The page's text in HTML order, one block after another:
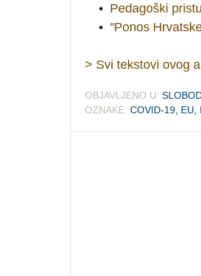
• Pedagoški
• ''Ponos
> Svi tekstovi ovog
OBJAVLJENO U:
OZNAKE: COVID-19 EU